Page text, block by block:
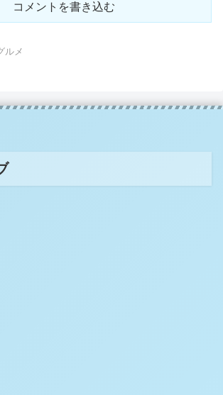
コメントを書き込む
ルメ